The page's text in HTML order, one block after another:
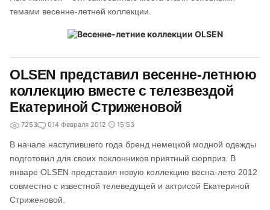
темами весенне-летней коллекции.
OLSEN представил весенне-летнюю
коллекцию вместе с телезвездой
Екатериной Стриженовой
7253 014 Февраля 2012 15:53
В начале наступившего года бренд немецкой модной одежды
подготовил для своих поклонников приятный сюрприз. В
январе OLSEN представил новую коллекцию весна-лето 2012
совместно с известной телеведущей и актрисой Екатериной
Стриженовой.